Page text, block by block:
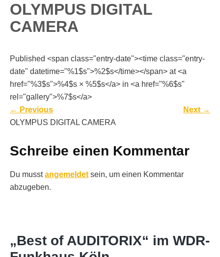
OLYMPUS DIGITAL
CAMERA
Published <span class="entry-date"><time class="entry-
date" datetime="%1$s">%2$s</time></span> at <a
href="%3$s">%4$s × %5$s</a> in <a href="%6$s"
rel="gallery">%7$s</a>
← Previous Next →
OLYMPUS DIGITAL CAMERA
Schreibe einen Kommentar
Du musstangemeldet sein, um einen Kommentar
abzugeben.
„Best of AUDITORIX“ im WDR-